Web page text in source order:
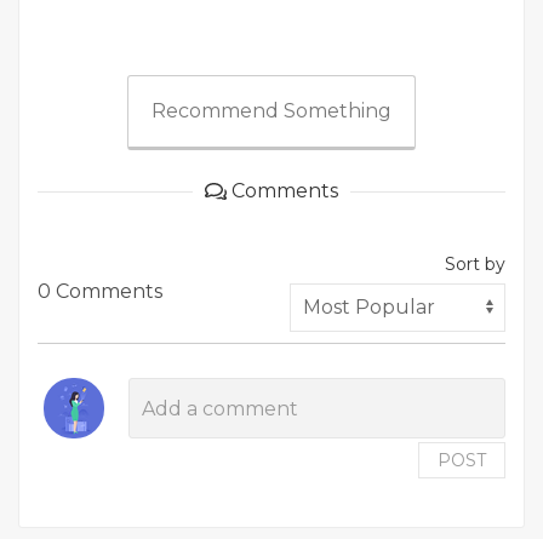
Recommend Something
Comments
0 Comments
Sort by
POST